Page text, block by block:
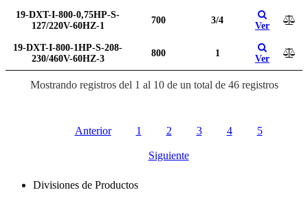
19-DXT-I-800-0,75HP-S-
127/220V-60HZ-1
700 3/4
Ver
19-DXT-I-800-1HP-S-208-
230/460V-60HZ-3
800 1
Ver
Mostrando registros del 1 al 10 de un total de 46 registros
Anterior 1 2 3 4 5
Siguiente
Divisiones de Productos